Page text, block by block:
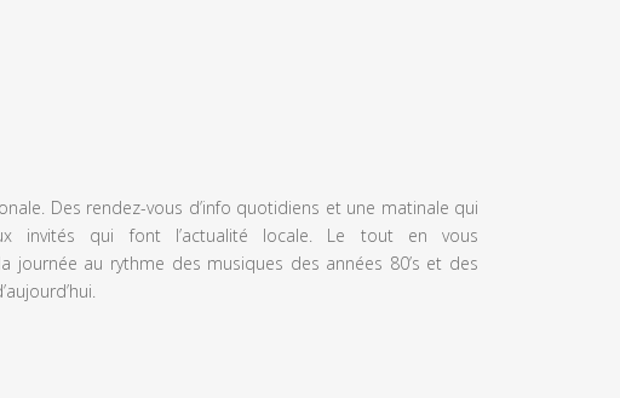
Des rendez-vous d’info quotidiens et une matinale qui
invités qui font l’actualité locale. Le tout en vous
journée au rythme des musiques des années 80’s et des